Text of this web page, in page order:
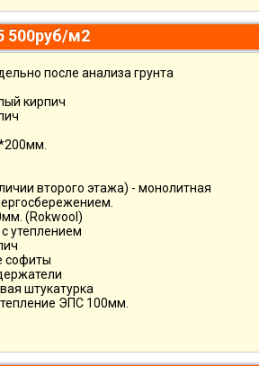
500руб/м2
после анализа грунта
кирпич
второго этажа) - монолитная
(Rokwool)
утеплением
софиты
штукатурка
ЭПС 100мм.